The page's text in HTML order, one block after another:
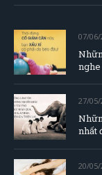
07/06/
27/05/
nhất
20/05/